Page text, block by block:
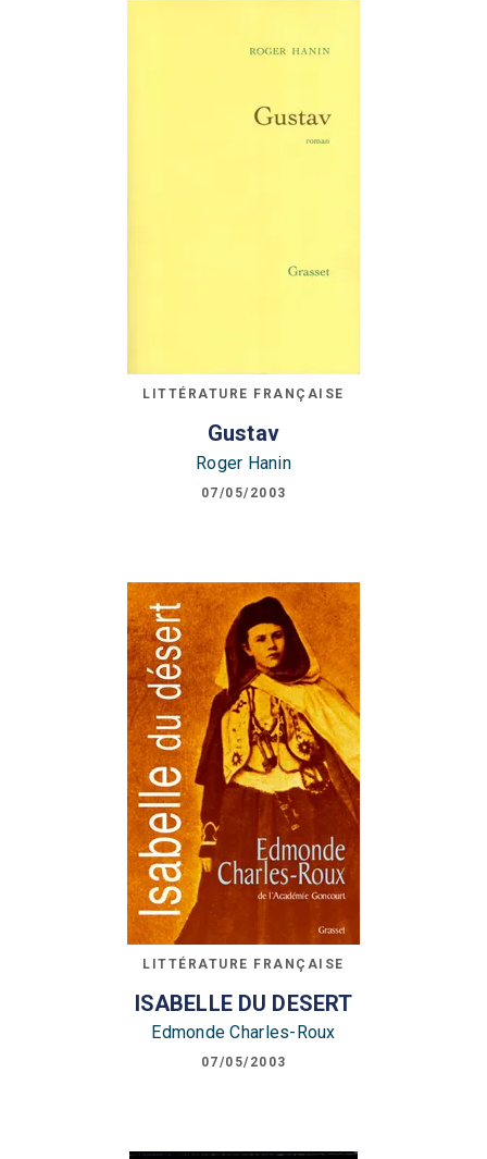
LITTÉRATURE FRANÇAISE
Gustav
Roger Hanin
07/05/2003
LITTÉRATURE FRANÇAISE
ISABELLE DU DESERT
Edmonde Charles-Roux
07/05/2003